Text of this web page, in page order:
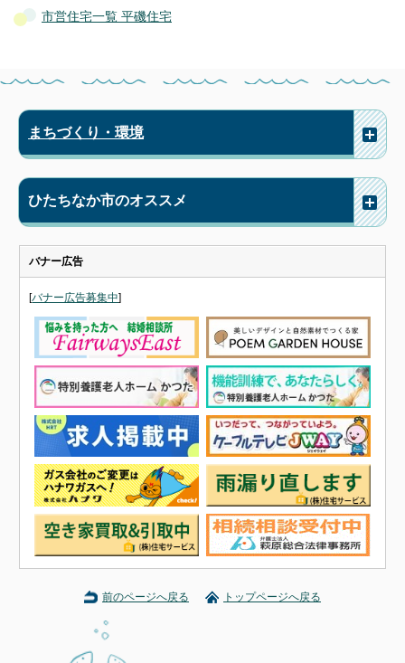
市営住宅一覧 平磯住宅
まちづくり・環境
ひたちなか市のオススメ
バナー広告
[バナー広告募集中]
前のページへ戻る トップページへ戻る